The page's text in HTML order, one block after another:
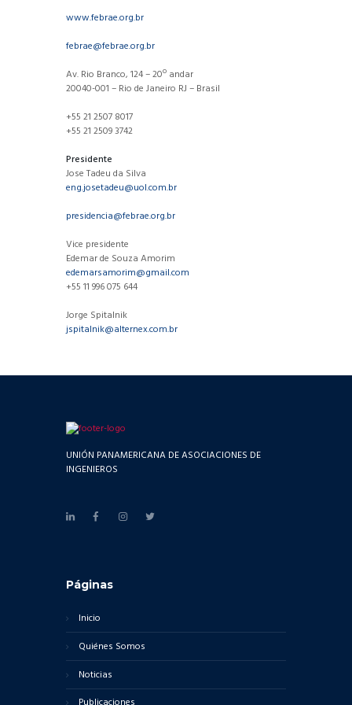
www.febrae.org.br
febrae@febrae.org.br
Av. Rio Branco, 124 – 20º andar
20040-001 – Rio de Janeiro RJ – Brasil
+55 21 2507 8017
+55 21 2509 3742
Presidente
Jose Tadeu da Silva
eng.josetadeu@uol.com.br
presidencia@febrae.org.br
Vice presidente
Edemar de Souza Amorim
edemarsamorim@gmail.com
+55 11 996 075 644
Jorge Spitalnik
jspitalnik@alternex.com.br
UNIÓN PANAMERICANA DE ASOCIACIONES DE
INGENIEROS
Páginas
Inicio
Quiénes Somos
Noticias